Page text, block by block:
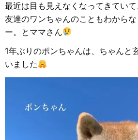
最近は目も見えなくなってきてい
友達のワンちゃんのこともわから
ー。とママさん
1年ぶりのポンちゃんは、ちゃんと
いました